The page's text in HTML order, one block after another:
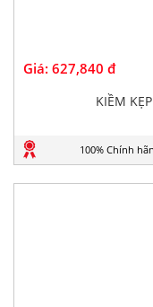
Giá: 627,840 đ
KIỀM
100% Chính